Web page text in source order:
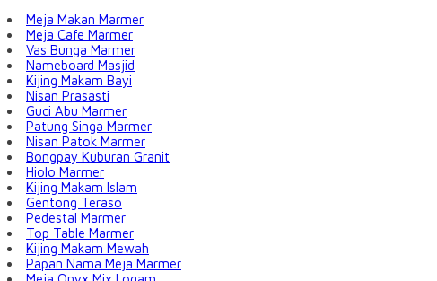
Meja Makan Marmer
Meja Cafe Marmer
Vas Bunga Marmer
Nameboard Masjid
Kijing Makam Bayi
Nisan Prasasti
Guci Abu Marmer
Patung Singa Marmer
Nisan Patok Marmer
Bongpay Kuburan Granit
Hiolo Marmer
Kijing Makam Islam
Gentong Teraso
Pedestal Marmer
Top Table Marmer
Kijing Makam Mewah
Papan Nama Meja Marmer